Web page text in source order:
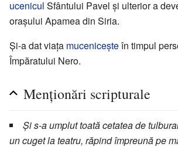
ucenicul Sfântului Pavel și ulterior a
orașului Apamea din Siria.
Și-a dat viața muceniceșteîn timpul
Împăratului Nero.
Menționări scripturale
Și s-a umplut toată cetatea de
un cuget la teatru, răpind împreună pe